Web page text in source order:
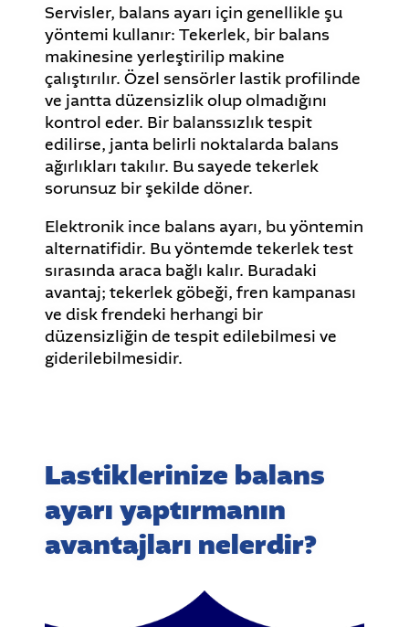
Servisler, balans ayarı için genellikle şu
yöntemi kullanır: Tekerlek, bir balans
makinesine yerleştirilip makine
çalıştırılır. Özel sensörler lastik profilinde
ve jantta düzensizlik olup olmadığını
kontrol eder. Bir balanssızlık tespit
edilirse, janta belirli noktalarda balans
ağırlıkları takılır. Bu sayede tekerlek
sorunsuz bir şekilde döner.
Elektronik ince balans ayarı, bu yöntemin
alternatifidir. Bu yöntemde tekerlek test
sırasında araca bağlı kalır. Buradaki
avantaj; tekerlek göbeği, fren kampanası
ve disk frendeki herhangi bir
düzensizliğin de tespit edilebilmesi ve
giderilebilmesidir.
Lastiklerinize balans
ayarı yaptırmanın
avantajları nelerdir?